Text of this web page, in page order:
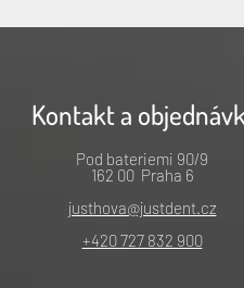
Kontakt a
Pod bateriemi 90/9
162 00 Praha 6
justhova@justdent.cz
+420 727 832 900